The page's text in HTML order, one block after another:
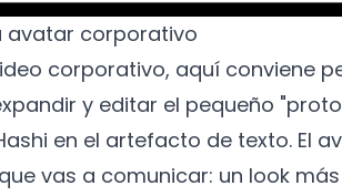
avatar corporativo
corporativo, aquí conviene
y editar el pequeño
en el artefacto de texto. El
vas a comunicar: un look